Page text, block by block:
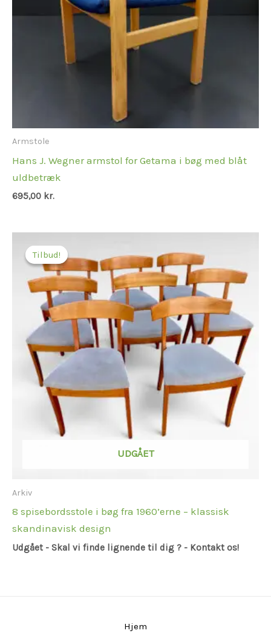
Armstole
Hans J. Wegner armstol for Getama i bøg med blåt
uldbetræk
695,00 kr.
Tilbud!
UDGÅET
Tilbud!
Arkiv
8 spisebordsstole i bøg fra 1960’erne – klassisk
skandinavisk design
Udgået - Skal vi finde lignende til dig ? - Kontakt os!
Hjem